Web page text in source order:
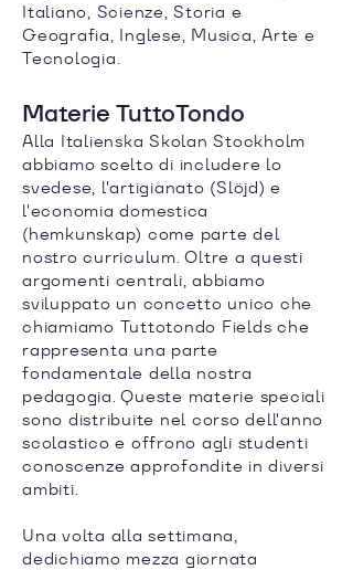
Italiano, Scienze, Storia e
Geografia, Inglese, Musica, Arte e
Tecnologia.
Materie TuttoTondo
Alla Italienska Skolan Stockholm
abbiamo scelto di includere lo
svedese, l'artigianato (Slöjd) e
l'economia domestica
(hemkunskap) come parte del
nostro curriculum. Oltre a questi
argomenti centrali, abbiamo
sviluppato un concetto unico che
chiamiamo Tuttotondo Fields che
rappresenta una parte
fondamentale della nostra
pedagogia. Queste materie speciali
sono distribuite nel corso dell'anno
scolastico e offrono agli studenti
conoscenze approfondite in diversi
ambiti.
Una volta alla settimana,
dedichiamo mezza giornata